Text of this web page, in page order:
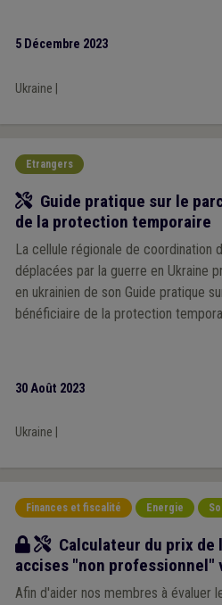
5 Décembre 2023
Ukraine
Etrangers
Outil
Guide pratique sur le
de la protection temporaire
La cellule régionale de coordination
déplacées par la guerre en Ukraine
en ukrainien de son Guide pratique
bénéficiaire de la protection
30 Août 2023
Ukraine
Finances et fiscalité Energie
Outil
Calculateur du prix de
accises "non
Afin d'aider nos membres à évaluer